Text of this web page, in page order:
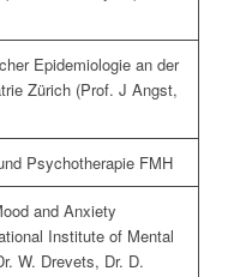
Epidemiologie an der
Zürich (Prof. J Angst,
Psychotherapie FMH
and Anxiety
Institute of Mental
W. Drevets, Dr. D.